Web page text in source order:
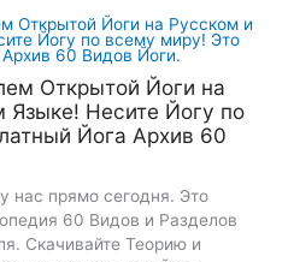
Открытой Йоги на
Языке! Несите Йогу по
Йога Архив 60
нас прямо сегодня. Это
60 Видов и Разделов
Скачивайте Теорию и